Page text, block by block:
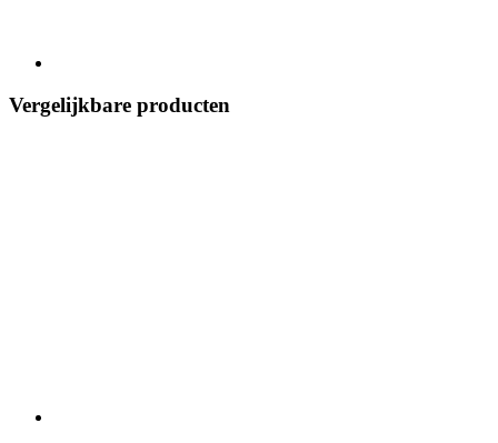
Vergelijkbare producten